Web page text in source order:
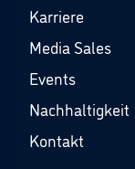
Karriere
Media Sales
Events
Nachhaltigkeit
Kontakt